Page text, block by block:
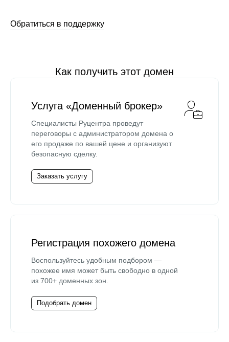
Обратиться в поддержку
Как получить этот домен
Услуга «Доменный брокер»
Специалисты Руцентра проведут
переговоры с администратором домена о
его продаже по вашей цене и организуют
безопасную сделку.
Заказать услугу
Регистрация похожего домена
Воспользуйтесь удобным подбором —
похожее имя может быть свободно в одной
из 700+ доменных зон.
Подобрать домен